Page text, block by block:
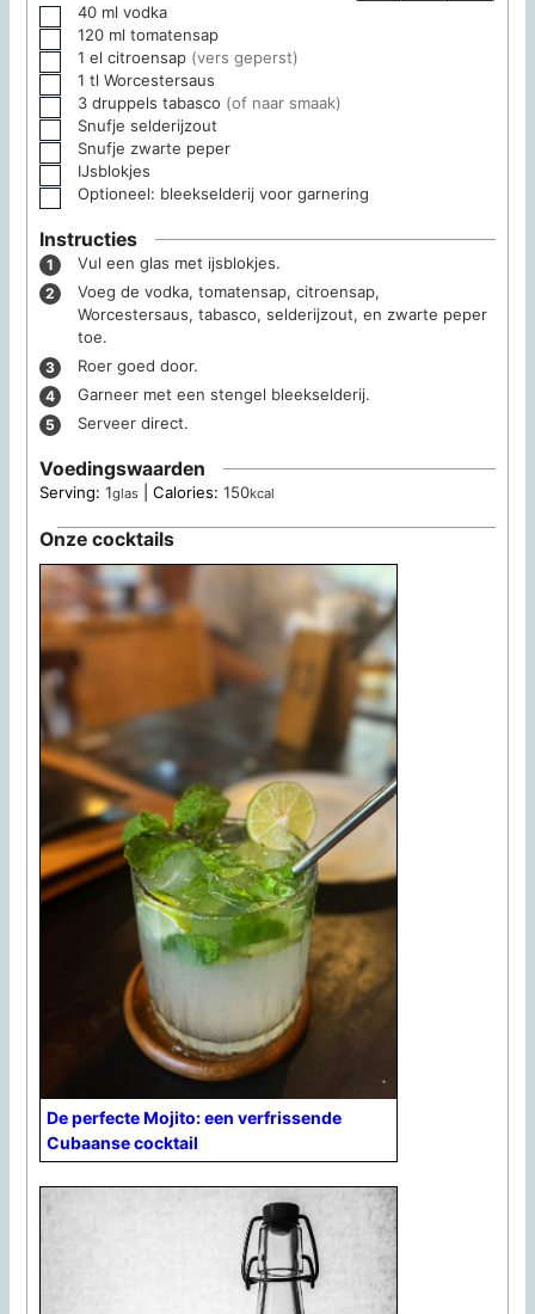
▢
40 ml vodka
▢
120 ml tomatensap
▢
1 el citroensap (vers geperst)
▢
1 tl Worcestersaus
▢
3 druppels tabasco (of naar smaak)
▢
Snufje selderijzout
▢
Snufje zwarte peper
▢
IJsblokjes
▢
Optioneel: bleekselderij voor garnering
Instructies
Vul een glas met ijsblokjes.
Voeg de vodka, tomatensap, citroensap,
Worcestersaus, tabasco, selderijzout, en zwarte peper
toe.
Roer goed door.
Garneer met een stengel bleekselderij.
Serveer direct.
Voedingswaarden
Serving:1glas |Calories:150kcal
Onze cocktails
De perfecte Mojito: een verfrissende
Cubaanse cocktail